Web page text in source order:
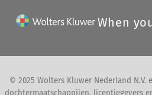
When
© 2025 Wolters Kluwer Nederland N.V.